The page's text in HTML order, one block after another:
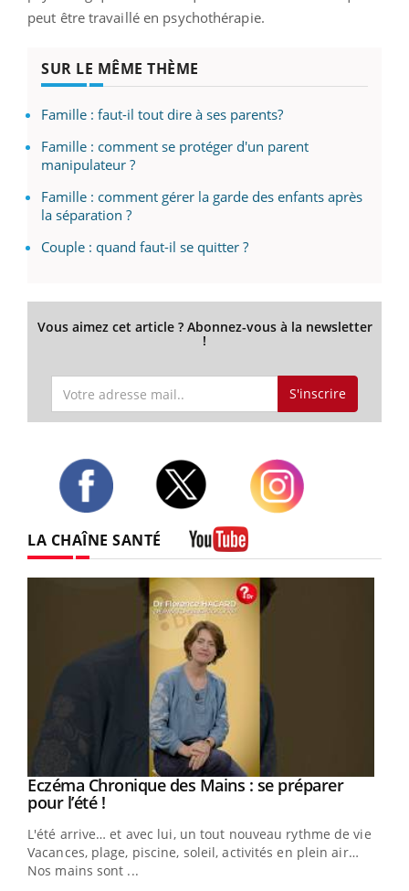
peut être travaillé en psychothérapie.
SUR LE MÊME THÈME
Famille : faut-il tout dire à ses parents?
Famille : comment se protéger d'un parent
manipulateur ?
Famille : comment gérer la garde des enfants après
la séparation ?
Couple : quand faut-il se quitter ?
Vous aimez cet article ? Abonnez-vous à la newsletter
!
S'inscrire
LA CHAÎNE SANTÉ
Youtube
Eczéma Chronique des Mains : se préparer
pour l’été !Youtube
L'été arrive… et avec lui, un tout nouveau rythme de vie !
Vacances, plage, piscine, soleil, activités en plein air…
Nos mains sont ...